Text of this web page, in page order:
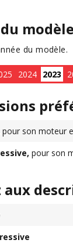
du modèle.
2024 2023
pour son moteur
pour son
aux